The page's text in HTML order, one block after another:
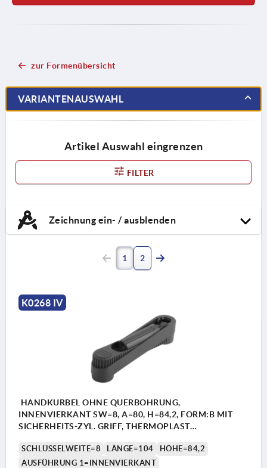
zur Formenübersicht
VARIANTENAUSWAHL
Artikel Auswahl eingrenzen
FILTER
Zeichnung ein- / ausblenden
1 2
K0268 IV
HANDKURBEL OHNE QUERBOHRUNG,
INNENVIERKANT SW=8, A=80, H=84,2, FORM:B MIT
SICHERHEITS-ZYL. GRIFF, THERMOPLAST
SCHWARZGRAU
SCHLÜSSELWEITE=8 LÄNGE=104
HÖHE=84,2
AUSFÜHRUNG 1=INNENVIERKANT